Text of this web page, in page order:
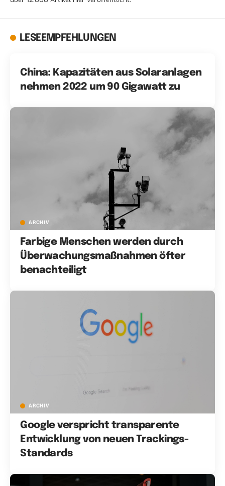
LESEEMPFEHLUNGEN
China: Kapazitäten aus Solaranlagen
nehmen 2022 um 90 Gigawatt zu
ARCHIV
Farbige Menschen werden durch
Überwachungsmaßnahmen öfter
benachteiligt
ARCHIV
Google verspricht transparente
Entwicklung von neuen Trackings-
Standards